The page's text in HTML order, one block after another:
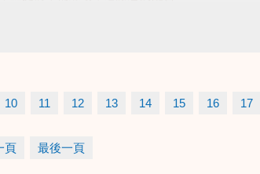
10 11 12 13 14 15 16 17
頁 最後一頁